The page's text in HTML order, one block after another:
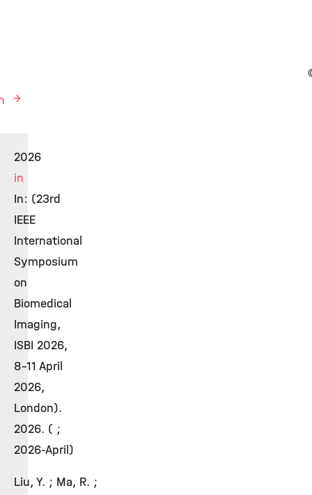
2026
in
In: (23rd
IEEE
International
Symposium
on
Biomedical
Imaging,
ISBI 2026,
8-11 April
2026,
London).
2026. ( ;
2026-April)
Liu, Y. ; Ma, R. ;